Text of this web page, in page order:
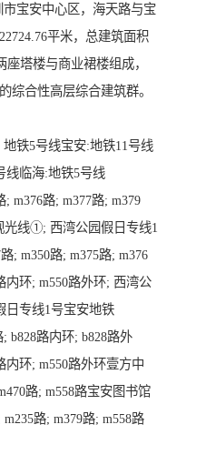
宝安中心区，海天路与宝
平米，总建筑面积
座塔楼与商业裙楼组成，
综合性高层综合建筑群。
铁5号线宝安:地铁11号线
线临海:地铁5号线
m376路; m377路; m379
光线①; 西湾公园假日专线1
; m350路; m375路; m376
内环; m550路外环; 西湾公
专线1号宝安地铁
b828路内环; b828路外
内环; m550路外环壹方中
路; m558路宝安图书馆
路; m379路; m558路